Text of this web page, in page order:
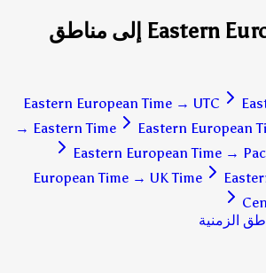
Eastern European Time إلى مناطق
Eastern European Time → UTC
→ Eastern Time Eastern European
Eastern European Time →
European Time → UK Time
الزمنية